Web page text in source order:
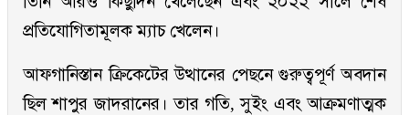
প্রতিযোগিতামূলক ম্যাচ খেলেন।
আফগানিস্তান ক্রিকেটের উত্থানের পেছনে গুরুত্বপূর্ণ অবদান
ছিল শাপুর জাদরানের। তার গতি, সুইং এবং আক্রমণাত্মক